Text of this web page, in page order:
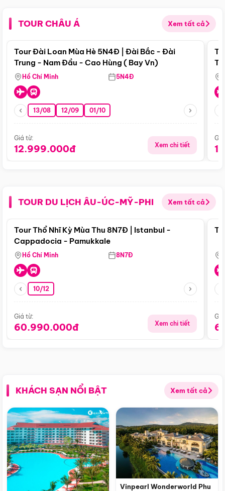
TOUR CHÂU Á Xem tất cả
Điểm nổi bật
Tour Đài Loan Mùa Hè 5N4Đ | Đài Bắc - Đài
Trung - Nam Đầu - Cao Hùng ( Bay Vn)
Hồ Chí Minh 5N4Đ
13/08 12/09 01/10
Giá từ:
12.999.000đ Xem chi tiết
TOUR DU LỊCH ÂU-ÚC-MỸ-PHI Xem tất cả
Điểm nổi bật
Tour Thổ Nhĩ Kỳ Mùa Thu 8N7Đ | Istanbul -
Cappadocia - Pamukkale
Hồ Chí Minh 8N7Đ
10/12
Giá từ:
60.990.000đ Xem chi tiết
KHÁCH SẠN NỔI BẬT Xem tất cả
Vinpearl Wonderworld Phu